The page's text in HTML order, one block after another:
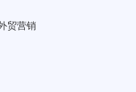
贸营销